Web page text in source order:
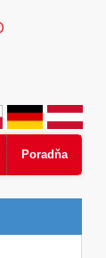
Poradňa